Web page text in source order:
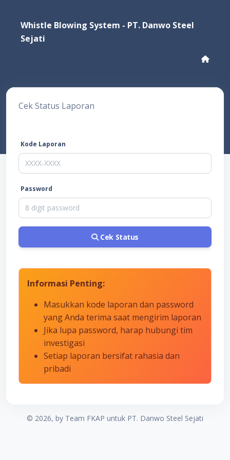
Whistle Blowing System - PT. Danwo Steel
Sejati
Cek Status Laporan
Kode Laporan
Password
Cek Status
Informasi Penting:
Masukkan kode laporan dan password
yang Anda terima saat mengirim laporan
Jika lupa password, harap hubungi tim
investigasi
Setiap laporan bersifat rahasia dan
pribadi
© 2026, by Team FKAP untuk PT. Danwo Steel Sejati